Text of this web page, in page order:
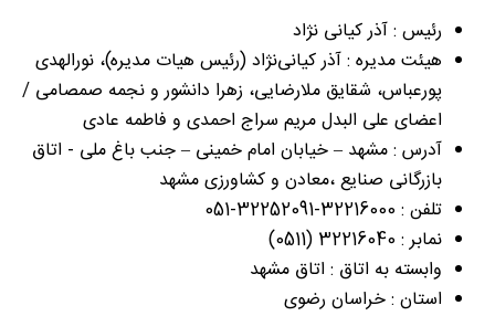
رئیس : آذر کیانی نژاد
هیئت مدیره : آذر کیانی‌نژاد (رئیس هیات مدیره)، نورالهدی
پورعباس، شقایق ملارضایی، زهرا دانشور و نجمه صمصامی /
اعضای علی البدل مریم سراج احمدی و فاطمه عادی
آدرس : مشهد – خیابان امام خمینی – جنب باغ ملی - اتاق
بازرگانی صنایع ،معادن و کشاورزی مشهد
تلفن : 32216000-32252091-051
نمابر : 32216040 (0511)
وابسته به اتاق : اتاق مشهد
استان : خراسان رضوی